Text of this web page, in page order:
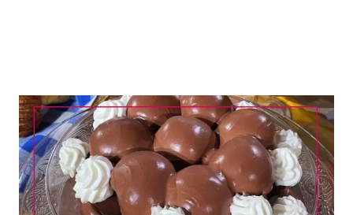
News Musica
News Spettacolo